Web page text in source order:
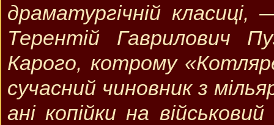
драматургічній
Терентій Гаврилович
Карого, котрому
сучасний чиновник з
ані копійки на